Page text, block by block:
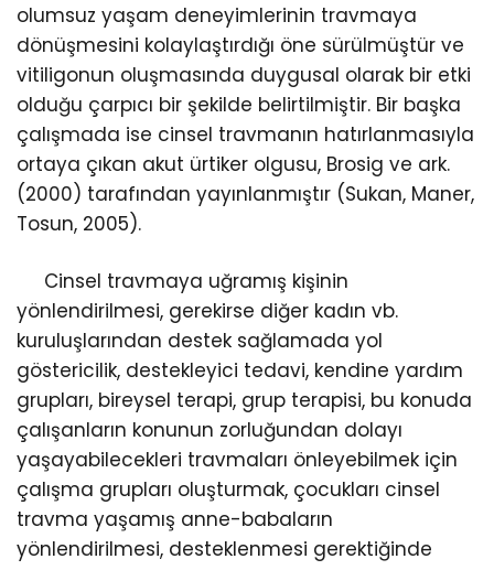
olumsuz yaşam deneyimlerinin travmaya
dönüşmesini kolaylaştırdığı öne sürülmüştür ve
vitiligonun oluşmasında duygusal olarak bir etki
olduğu çarpıcı bir şekilde belirtilmiştir. Bir başka
çalışmada ise cinsel travmanın hatırlanmasıyla
ortaya çıkan akut ürtiker olgusu, Brosig ve ark.
(2000) tarafından yayınlanmıştır (Sukan, Maner,
Tosun, 2005).
Cinsel travmaya uğramış kişinin
yönlendirilmesi, gerekirse diğer kadın vb.
kuruluşlarından destek sağlamada yol
göstericilik, destekleyici tedavi, kendine yardım
grupları, bireysel terapi, grup terapisi, bu konuda
çalışanların konunun zorluğundan dolayı
yaşayabilecekleri travmaları önleyebilmek için
çalışma grupları oluşturmak, çocukları cinsel
travma yaşamış anne-babaların
yönlendirilmesi, desteklenmesi gerektiğinde